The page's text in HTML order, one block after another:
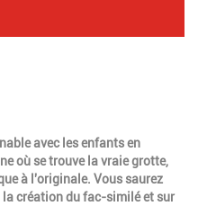
avec les enfants en
où se trouve la vraie grotte,
à l'originale. Vous saurez
création du fac-similé et sur